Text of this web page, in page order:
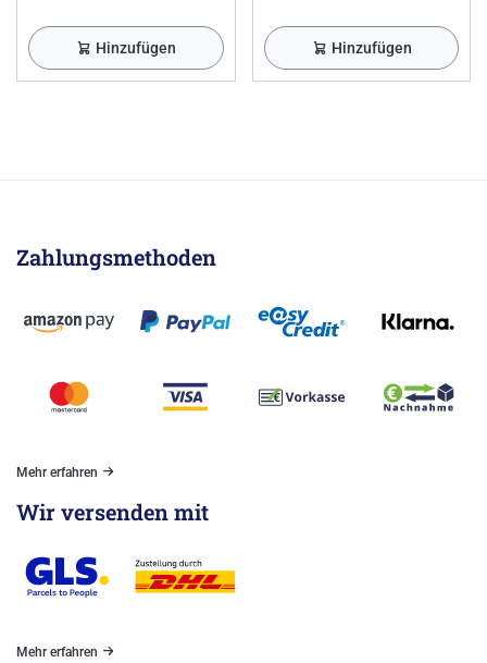
Hinzufügen Hinzufügen
Zahlungsmethoden
Mehr erfahren
Wir versenden mit
Mehr erfahren